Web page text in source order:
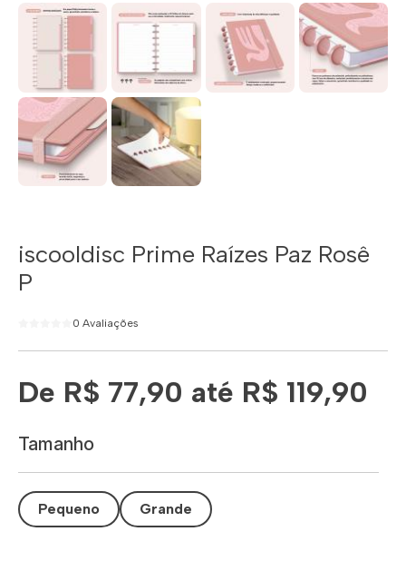
iscooldisc Prime Raízes Paz Rosê
P
0 Avaliações
De R$ 77,90 até R$ 119,90
Tamanho
Pequeno Grande